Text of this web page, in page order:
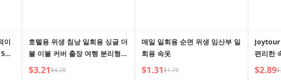
이
팩
호텔용 위생 침낭 일회용 싱글 더
블 이불 커버 출장 여행 분리형
오염 방지 침낭
$3.21$4.28
매일 일회용 순면 위생 임산부 일
회용 속옷
$1.31$1.75
Joytour
편리한
리 팬티
$2.89